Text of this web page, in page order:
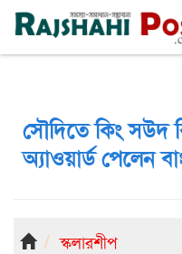
রাজশাহী শুক্রবার, ৭ই আগস্ট
সৌদিতে কিং সউদ
অ্যাওয়ার্ড পেলেন
স্কলারশীপ